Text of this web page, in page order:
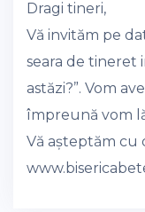
Dragi tineri,
Vă invităm pe
seara de tineret
astăzi?”. Vom
împreună vom
Vă așteptăm cu